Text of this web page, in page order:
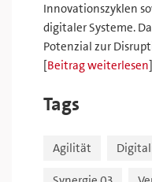
Innovationszyklen
digitaler Systeme.
Potenzial zur
[Beitrag weiterlesen]
Tags
Agilität